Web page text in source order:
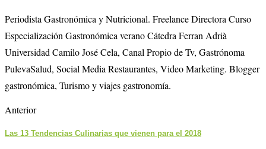
Periodista Gastronómica y Nutricional. Freelance Directora Curso
Especialización Gastronómica verano Cátedra Ferran Adrià
Universidad Camilo José Cela, Canal Propio de Tv, Gastrónoma
PulevaSalud, Social Media Restaurantes, Video Marketing. Blogger
gastronómica, Turismo y viajes gastronomía.
Anterior
Las 13 Tendencias Culinarias que vienen para el 2018